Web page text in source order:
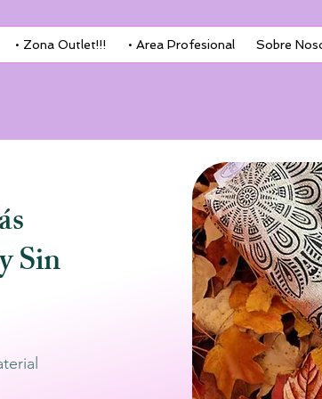
• Zona Outlet!!! • Area Profesional Sobre
Sin